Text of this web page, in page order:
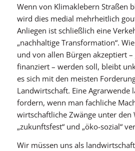
Wenn von Klimaklebern Straßen
wird dies medial mehrheitlich
Anliegen ist schließlich eine
„nachhaltige Transformation“.
und von allen Bürgen akzeptiert –
finanziert – werden soll, bleibt
es sich mit den meisten
Landwirtschaft. Eine Agrarwende
fordern, wenn man fachliche
wirtschaftliche Zwänge unter den
„zukunftsfest“ und „öko-sozial“
Wir müssen uns als